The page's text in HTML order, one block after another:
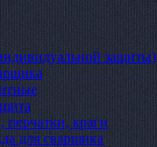
защиты)
перчатки, краги
для сварщика